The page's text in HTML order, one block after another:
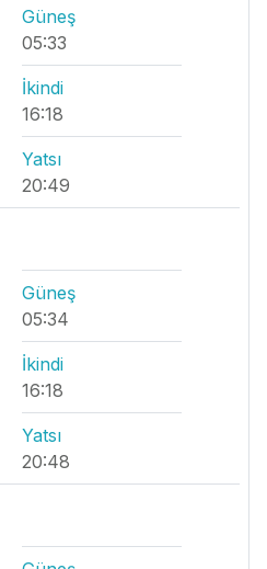
Güneş
05:33
İkindi
16:18
Yatsı
20:49
Güneş
05:34
İkindi
16:18
Yatsı
20:48